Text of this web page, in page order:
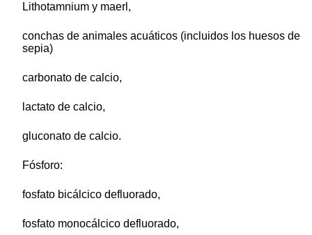
Lithotamnium y maerl,
conchas de animales acuáticos (incluidos los huesos de
sepia)
carbonato de calcio,
lactato de calcio,
gluconato de calcio.
Fósforo:
fosfato bicálcico defluorado,
fosfato monocálcico defluorado,